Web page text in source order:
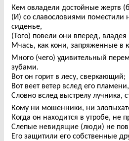
Кем овладели достойные жертв
(И) со славословиями
сиденье,
(Того) повели они вперед,
Мчась, как кони, запряженные в
Много (чего) удивительный
зубами.
Вот он горит в лесу, сверкающий;
Вот веет ветер вслед его пламени,
Словно вслед выстрелу лучника,
Кому ни мошенники, ни
Когда он находится в утробе, не
Слепые невидящие (люди) не
Его защитили его собственные